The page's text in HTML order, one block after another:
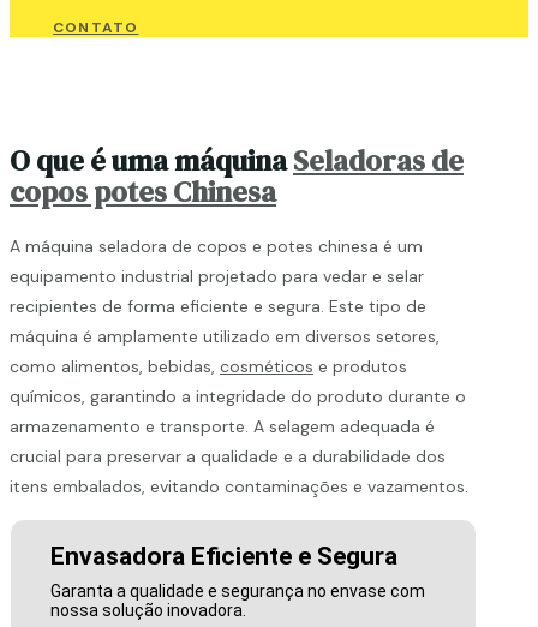
CONTATO
O que é uma máquinaSeladoras de
copos potes Chinesa
A máquina seladora de copos e potes chinesa é um
equipamento industrial projetado para vedar e selar
recipientes de forma eficiente e segura. Este tipo de
máquina é amplamente utilizado em diversos setores,
como alimentos, bebidas, cosméticos e produtos
químicos, garantindo a integridade do produto durante o
armazenamento e transporte. A selagem adequada é
crucial para preservar a qualidade e a durabilidade dos
itens embalados, evitando contaminações e vazamentos.
Envasadora Eficiente e Segura
Garanta a qualidade e segurança no envase com
nossa solução inovadora.